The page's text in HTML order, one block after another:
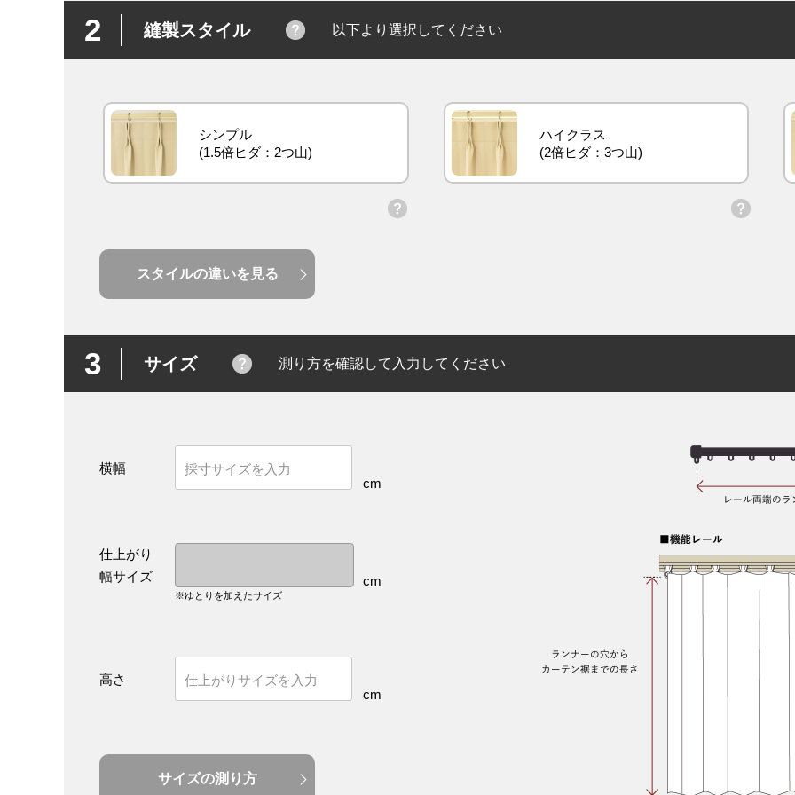
2 縫製スタイル 以下より選択してください
シンプル ハイクラス
スタイルの違いを見る
3 サイズ 測り方を確認して入力してください
横幅
cm
仕上がり
幅サイズ
cm
※ゆとりを加えたサイズ
高さ
cm
サイズの測り方